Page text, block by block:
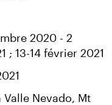
2020 - 2
; 13-14 février 2021
Nevado, Mt